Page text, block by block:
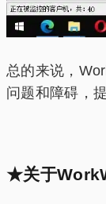
总的来说，
问题和障碍，
★关于